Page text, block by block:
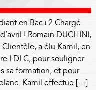
en Bac+2 Chargé
! Romain DUCHINI,
a élu Kamil, en
LDLC, pour souligner
sa formation, et pour
Kamil effectue […]